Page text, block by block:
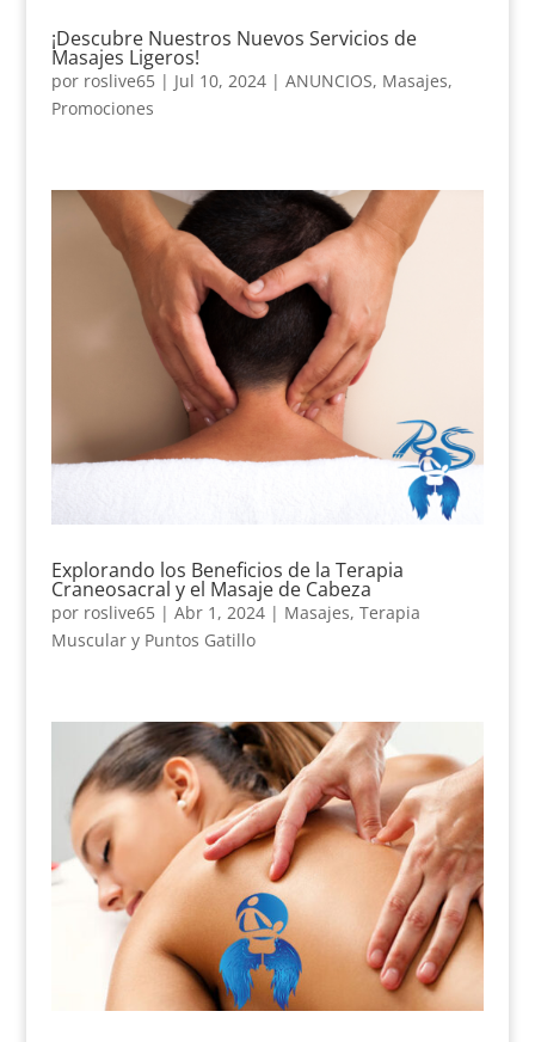
¡Descubre Nuestros Nuevos Servicios de
Masajes Ligeros!
por roslive65| Jul 10, 2024| ANUNCIOS, Masajes,
Promociones
Explorando los Beneficios de la Terapia
Craneosacral y el Masaje de Cabeza
por roslive65| Abr 1, 2024| Masajes, Terapia
Muscular y Puntos Gatillo